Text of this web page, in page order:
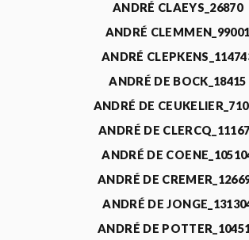
ANDRÉ CLAEYS_26870
ANDRÉ CLEMMEN_99001
ANDRÉ
ANDRÉ DE BOCK_18415
ANDRÉ DE
ANDRÉ DE
ANDRÉ DE
ANDRÉ DE
ANDRÉ DE
ANDRÉ DE